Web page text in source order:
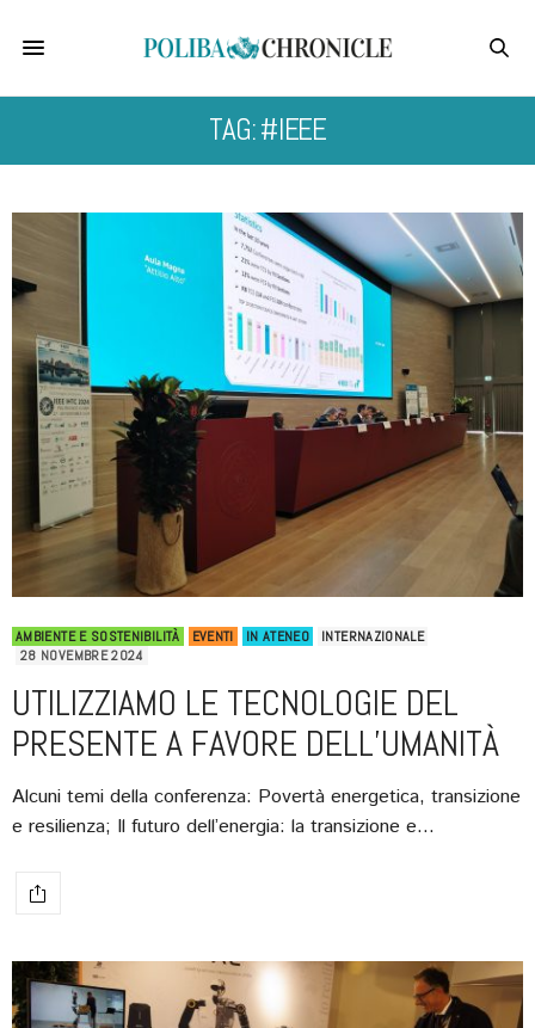
TAG: #IEEE
AMBIENTE E SOSTENIBILITÀ EVENTI IN ATENEO
INTERNAZIONALE
28 NOVEMBRE 2024
UTILIZZIAMO LE TECNOLOGIE DEL
PRESENTE A FAVORE DELL’UMANITÀ
Alcuni temi della conferenza: Povertà energetica, transizione
e resilienza; Il futuro dell’energia: la transizione e…